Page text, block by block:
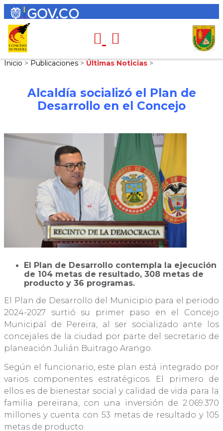
Inicio > Publicaciones > Últimas Noticias >
Alcaldía socializó el Plan de
Desarrollo en el Concejo
El Plan de Desarrollo contempla la ejecución
de 104 metas de resultado, 308 metas de
producto y 36 programas.
El Plan de Desarrollo del Municipio para el periodo
2024-2027 surtió su primer paso en el Concejo
Municipal de Pereira, al ser socializado ante los
concejales de la ciudad por parte del secretario de
planeación Julián Buitrago Arango.
Según el funcionario, este plan está integrado por
varios componentes estratégicos. El primero de
ellos es de bienestar social y calidad de vida para la
familia pereirana, con una inversión de 2.069.370
millones y cuenta con 53 metas de resultado y 105
metas de producto.